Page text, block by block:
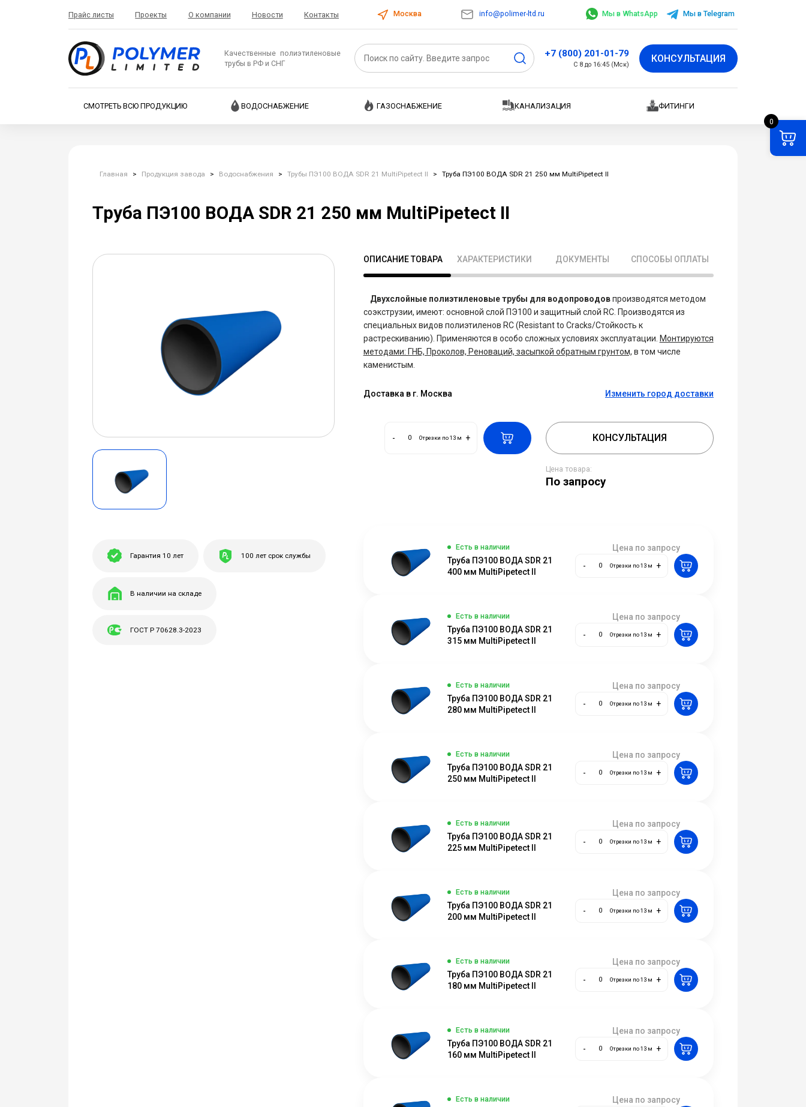
0
Прайс листы Проекты О компании Новости Контакты Москва info@polimer-ltd.ru Мы в WhatsApp Мы в Telegram
Качественные полиэтиленовые
трубы в РФ и СНГ
+7 (800) 201-01-79
С 8 до 16:45 (Мск)
КОНСУЛЬТАЦИЯ
СМОТРЕТЬ ВСЮ ПРОДУКЦИЮ ВОДОСНАБЖЕНИЕ ГАЗОСНАБЖЕНИЕ КАНАЛИЗАЦИЯ ФИТИНГИ
Главная > Продукция завода > Водоснабжения > Трубы ПЭ100 ВОДА SDR 21 MultiPipetect II > Труба ПЭ100 ВОДА SDR 21 250 мм MultiPipetect II
Труба ПЭ100 ВОДА SDR 21 250 мм MultiPipetect II
Гарантия 10 лет 100 лет срок службы
В наличии на складе
ГОСТ Р 70628.3-2023
ОПИСАНИЕ ТОВАРА ХАРАКТЕРИСТИКИ ДОКУМЕНТЫ СПОСОБЫ ОПЛАТЫ
Двухслойные полиэтиленовые трубы для водопроводовпроизводятся методом
соэкструзии, имеют: основной слой ПЭ100 и защитный слой RC. Производятся из
специальных видов полиэтиленов RC (Resistant to Cracks/Стойкость к
растрескиванию). Применяются в особо сложных условиях эксплуатации. Монтируются
методами: ГНБ, Проколов, Реноваций, засыпкой обратным грунтом, в том числе
каменистым.
Доставка в г. Москва Изменить город доставки
- Отрезки по 13 м + КОНСУЛЬТАЦИЯ
Цена товара:
По запросу
Есть в наличии
Труба ПЭ100 ВОДА SDR 21
400 мм MultiPipetect II
Цена по запросу
-
Отрезки по 13 м +
Есть в наличии
Труба ПЭ100 ВОДА SDR 21
315 мм MultiPipetect II
Цена по запросу
-
Отрезки по 13 м +
Есть в наличии
Труба ПЭ100 ВОДА SDR 21
280 мм MultiPipetect II
Цена по запросу
-
Отрезки по 13 м +
Есть в наличии
Труба ПЭ100 ВОДА SDR 21
250 мм MultiPipetect II
Цена по запросу
-
Отрезки по 13 м +
Есть в наличии
Труба ПЭ100 ВОДА SDR 21
225 мм MultiPipetect II
Цена по запросу
-
Отрезки по 13 м +
Есть в наличии
Труба ПЭ100 ВОДА SDR 21
200 мм MultiPipetect II
Цена по запросу
-
Отрезки по 13 м +
Есть в наличии
Труба ПЭ100 ВОДА SDR 21
180 мм MultiPipetect II
Цена по запросу
-
Отрезки по 13 м +
Есть в наличии
Труба ПЭ100 ВОДА SDR 21
160 мм MultiPipetect II
Цена по запросу
-
Отрезки по 13 м +
Есть в наличии
Цена по запросу